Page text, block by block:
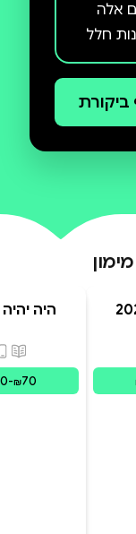
אלה
חלל
העבר
ביקורת
מודפס,
היה יהיה 2022
-₪70